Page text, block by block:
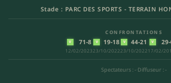
Stade : PARC DES SPORTS - TERRAIN
CONFRONTATIONS
V 71-8
12/02/2023
V 19-18
23/10/2022
V 44-21
23/10/2022
V
17/02/
Spectateurs : - Diffuseur : -